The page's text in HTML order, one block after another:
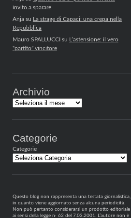
invito a sparare
Anjasu La strage di Capaci: una crepa nella
Repubblica
Mauro SPALLUCCIsu L’astensione: il vero
“partito” vincitore
Archivio
Archivi
Categorie
Categorie
Questo blog non rappresenta una testata giornalistica,
in quanto viene aggiornato senza alcuna periodicità.
Non può pertanto considerarsi un prodotto editoriale
ai sensi della legge n· 62 del 7.03.2001. L’autore non è